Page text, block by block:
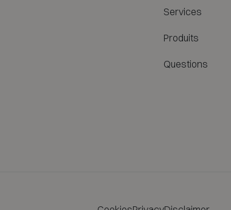
Services
Produits
Questions